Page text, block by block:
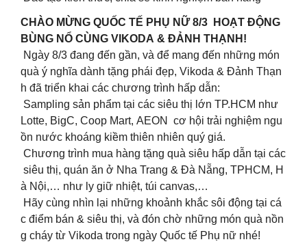
CHÀO MỪNG QUỐC TẾ PHỤ NỮ 8/3 HOẠT ĐỘNG
BÙNG NỔ CÙNG VIKODA & ĐẢNH THẠNH!
Ngày 8/3 đang đến gần, và để mang đến những món
quà ý nghĩa dành tặng phái đẹp, Vikoda & Đảnh Thạn
h đã triển khai các chương trình hấp dẫn:
Sampling sản phẩm tại các siêu thị lớn TP.HCM như
Lotte, BigC, Coop Mart, AEON cơ hội trải nghiệm ngu
ồn nước khoáng kiềm thiên nhiên quý giá.
Chương trình mua hàng tặng quà siêu hấp dẫn tại các
siêu thị, quán ăn ở Nha Trang & Đà Nẵng, TPHCM, H
à Nội,… như ly giữ nhiệt, túi canvas,…
Hãy cùng nhìn lại những khoảnh khắc sôi động tại cá
c điểm bán & siêu thị, và đón chờ những món quà nồn
g cháy từ Vikoda trong ngày Quốc tế Phụ nữ nhé!